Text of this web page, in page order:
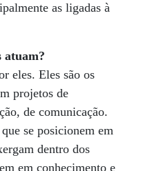
as ligadas à
atuam?
eles. Eles são os
projetos de
de comunicação.
se posicionem em
dentro dos
em conhecimento e